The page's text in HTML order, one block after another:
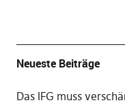
Neueste Beiträge
Das IFG muss